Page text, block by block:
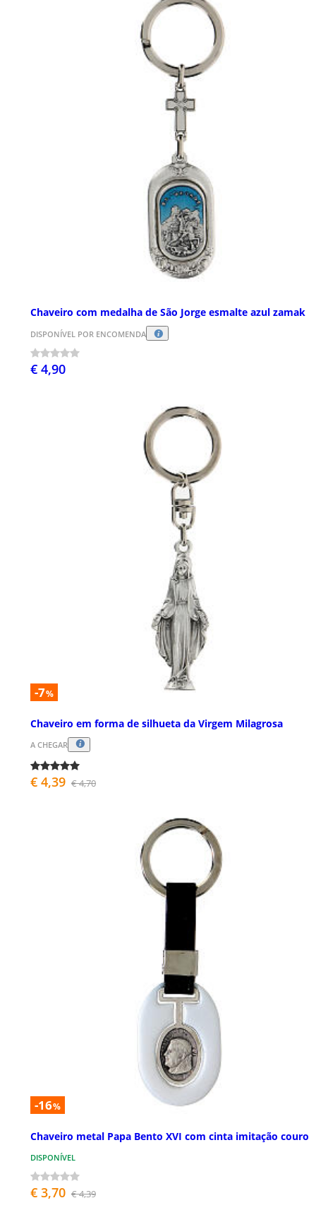
Chaveiro com medalha de São Jorge esmalte azul zamak
DISPONÍVEL POR ENCOMENDA
€ 4,90
-7%
Chaveiro em forma de silhueta da Virgem Milagrosa
A CHEGAR
€ 4,39 € 4,70
-16%
Chaveiro metal Papa Bento XVI com cinta imitação couro
DISPONÍVEL
€ 3,70 € 4,39